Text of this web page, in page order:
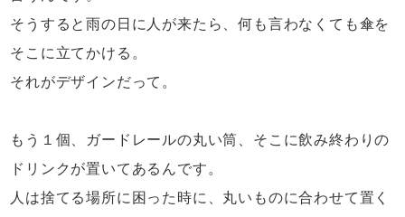
そうすると雨の日に人が来たら、何も言わなくても傘を
そこに立てかける。
それがデザインだって。
もう１個、ガードレールの丸い筒、 そこに飲み終わりの
ドリンクが置いてあるんです。
人は捨てる場所に困った時に、 丸いものに合わせて置く